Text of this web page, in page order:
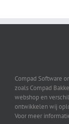
Compad Software
zoals Compad
webshop en
ontwikkelen wij
Voor meer